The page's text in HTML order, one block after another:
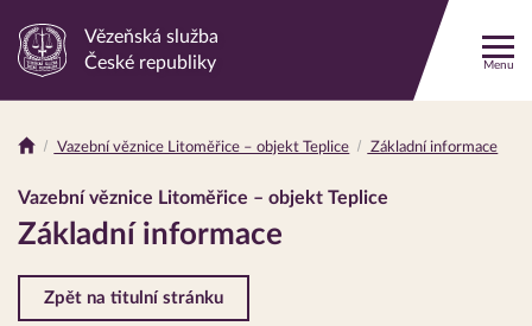
Odkaz
stránku
Vězeňská služba
České republiky
Menu
Drobečková
navigace
Vazební věznice Litoměřice – objekt Teplice Základní informace
Vazební věznice Litoměřice – objekt Teplice
Základní informace
Zpět na titulní stránku